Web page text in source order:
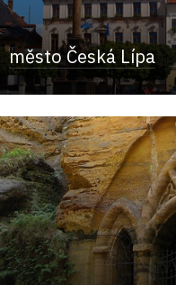
město Česká Lípa